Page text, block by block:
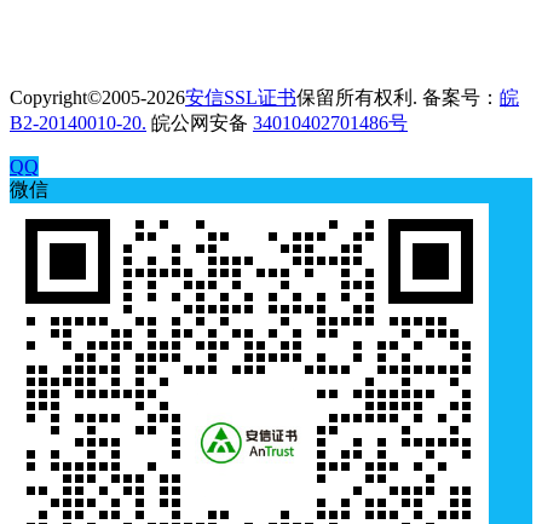
Copyright©2005-2026安信SSL证书保留所有权利. 备案号： 皖
B2-20140010-20. 皖公网安备 34010402701486号
QQ
微信